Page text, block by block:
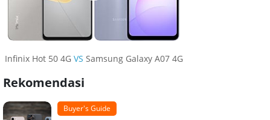
Infinix Hot 50 4G VS Samsung Galaxy A07 4G
Rekomendasi
Buyer's Guide